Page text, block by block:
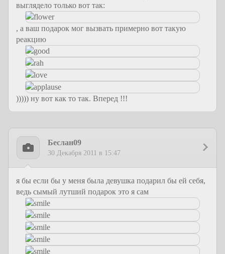
выглядело только вот так:
, а ваш подарок мог вызвать примерно вот такую
реакцию
))))) ну вот как то так. Вперед !!!
Беслан09
30 Декабря 2011 в 15:47
я бы если бы у меня была девушка подарил бы ей себя,
ведь сымый лутший подарок это я сам